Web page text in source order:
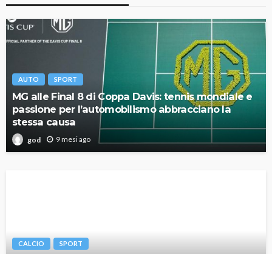
AUTO SPORT
MG alle Final 8 di Coppa Davis: tennis mondiale e
passione per l’automobilismo abbracciano la
stessa causa
god 9 mesi ago
CALCIO SPORT